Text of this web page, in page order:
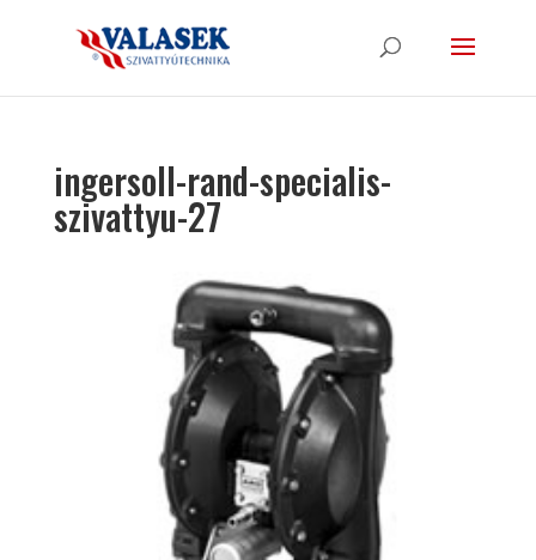
ingersoll-rand-specialis-
szivattyu-27